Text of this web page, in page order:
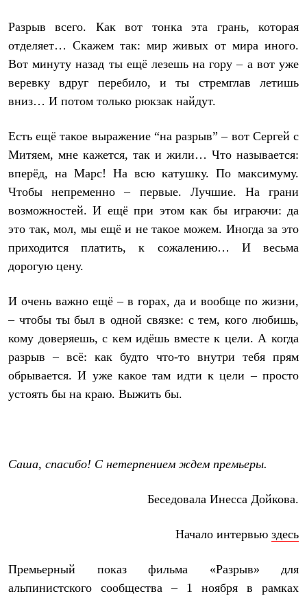
Разрыв всего. Как вот тонка эта грань, которая
отделяет… Скажем так: мир живых от мира иного.
Вот минуту назад ты ещё лезешь на гору – а вот уже
веревку вдруг перебило, и ты стремглав летишь
вниз… И потом только рюкзак найдут.
Есть ещё такое выражение “на разрыв” – вот Сергей с
Митяем, мне кажется, так и жили… Что называется:
вперёд, на Марс! На всю катушку. По максимуму.
Чтобы непременно – первые. Лучшие. На грани
возможностей. И ещё при этом как бы играючи: да
это так, мол, мы ещё и не такое можем. Иногда за это
приходится платить, к сожалению… И весьма
дорогую цену.
И очень важно ещё – в горах, да и вообще по жизни,
– чтобы ты был в одной связке: с тем, кого любишь,
кому доверяешь, с кем идёшь вместе к цели. А когда
разрыв – всё: как будто что-то внутри тебя прям
обрывается. И уже какое там идти к цели – просто
устоять бы на краю. Выжить бы.
Саша, спасибо! С нетерпением ждем премьеры.
Беседовала Инесса Дойкова.
Начало интервью здесь
Премьерный показ фильма «Разрыв» для
альпинистского сообщества – 1 ноября в рамках